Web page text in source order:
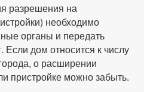
разрешения на
необходимо
органы и передать
дом относится к числу
о расширении
пристройке можно забыть.